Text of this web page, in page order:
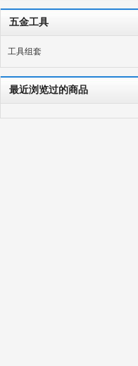
五金工具
工具组套
最近浏览过的商品